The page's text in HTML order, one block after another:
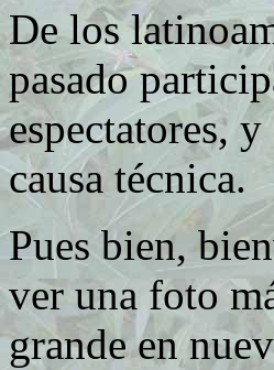
De los
pasado
espectatores,
causa técnica.
Pues bien,
ver una foto
grande en